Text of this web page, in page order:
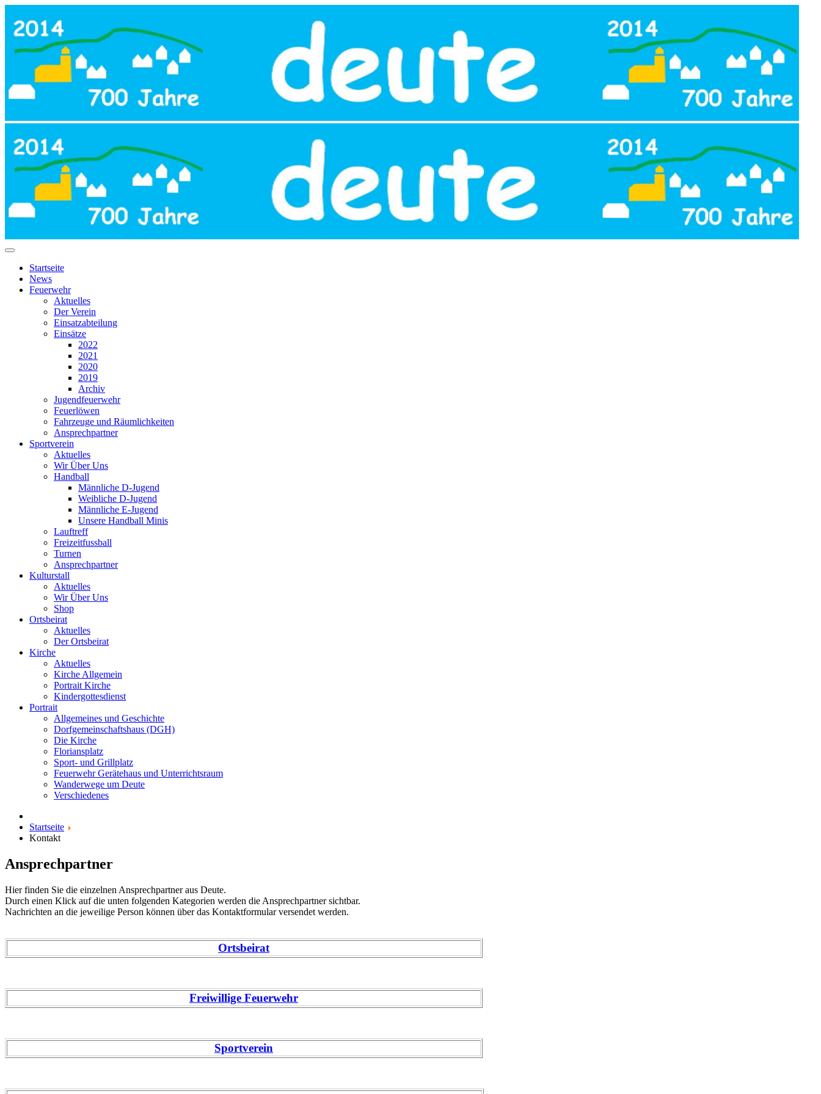
Startseite
News
Feuerwehr
Aktuelles
Der Verein
Einsatzabteilung
Einsätze
2022
2021
2020
2019
Archiv
Jugendfeuerwehr
Feuerlöwen
Fahrzeuge und Räumlichkeiten
Ansprechpartner
Sportverein
Aktuelles
Wir Über Uns
Handball
Männliche D-Jugend
Weibliche D-Jugend
Männliche E-Jugend
Unsere Handball Minis
Lauftreff
Freizeitfussball
Turnen
Ansprechpartner
Kulturstall
Aktuelles
Wir Über Uns
Shop
Ortsbeirat
Aktuelles
Der Ortsbeirat
Kirche
Aktuelles
Kirche Allgemein
Portrait Kirche
Kindergottesdienst
Portrait
Allgemeines und Geschichte
Dorfgemeinschaftshaus (DGH)
Die Kirche
Floriansplatz
Sport- und Grillplatz
Feuerwehr Gerätehaus und Unterrichtsraum
Wanderwege um Deute
Verschiedenes
Startseite
Kontakt
Ansprechpartner
Hier finden Sie die einzelnen Ansprechpartner aus Deute.
Durch einen Klick auf die unten folgenden Kategorien werden die Ansprechpartner sichtbar.
Nachrichten an die jeweilige Person können über das Kontaktformular versendet werden.
Ortsbeirat
Freiwillige Feuerwehr
Sportverein